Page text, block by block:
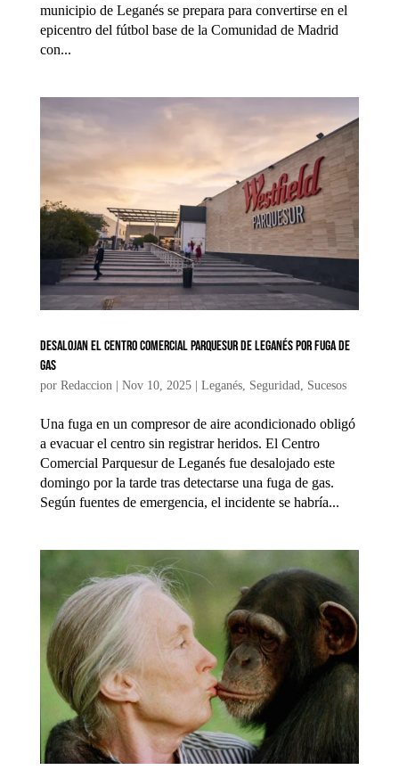
municipio de Leganés se prepara para convertirse en el
epicentro del fútbol base de la Comunidad de Madrid
con...
Desalojan el centro comercial Parquesur de Leganés por fuga de
gas
por Redaccion Nov 10, 2025| Leganés, Seguridad Sucesos
Una fuga en un compresor de aire acondicionado obligó
a evacuar el centro sin registrar heridos. El Centro
Comercial Parquesur de Leganés fue desalojado este
domingo por la tarde tras detectarse una fuga de gas.
Según fuentes de emergencia, el incidente se habría...